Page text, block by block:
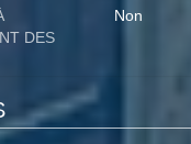
DES
Non